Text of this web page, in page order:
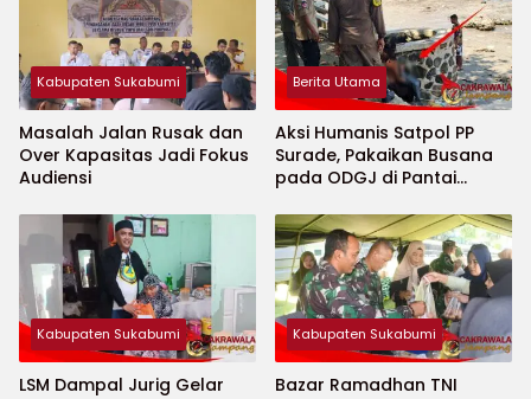
Kabupaten Sukabumi
Masalah Jalan Rusak dan
Over Kapasitas Jadi Fokus
Audiensi
Berita Utama
Aksi Humanis Satpol PP
Surade, Pakaikan Busana
pada ODGJ di Pantai
Kabupaten Sukabumi
LSM Dampal Jurig Gelar
Kabupaten Sukabumi
Bazar Ramadhan TNI